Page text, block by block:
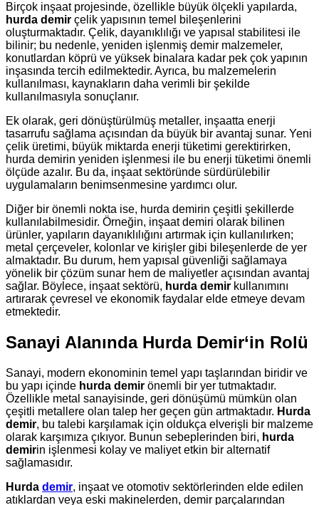
Birçok inşaat projesinde, özellikle büyük ölçekli yapılarda,
hurda demir çelik yapısının temel bileşenlerini
oluşturmaktadır. Çelik, dayanıklılığı ve yapısal stabilitesi ile
bilinir; bu nedenle, yeniden işlenmiş demir malzemeler,
konutlardan köprü ve yüksek binalara kadar pek çok yapının
inşasında tercih edilmektedir. Ayrıca, bu malzemelerin
kullanılması, kaynakların daha verimli bir şekilde
kullanılmasıyla sonuçlanır.
Ek olarak, geri dönüştürülmüş metaller, inşaatta enerji
tasarrufu sağlama açısından da büyük bir avantaj sunar. Yeni
çelik üretimi, büyük miktarda enerji tüketimi gerektirirken,
hurda demirin yeniden işlenmesi ile bu enerji tüketimi önemli
ölçüde azalır. Bu da, inşaat sektöründe sürdürülebilir
uygulamaların benimsenmesine yardımcı olur.
Diğer bir önemli nokta ise, hurda demirin çeşitli şekillerde
kullanılabilmesidir. Örneğin, inşaat demiri olarak bilinen
ürünler, yapıların dayanıklılığını artırmak için kullanılırken;
metal çerçeveler, kolonlar ve kirişler gibi bileşenlerde de yer
almaktadır. Bu durum, hem yapısal güvenliği sağlamaya
yönelik bir çözüm sunar hem de maliyetler açısından avantaj
sağlar. Böylece, inşaat sektörü, hurda demir kullanımını
artırarak çevresel ve ekonomik faydalar elde etmeye devam
etmektedir.
Sanayi Alanında Hurda Demir‘in Rolü
Sanayi, modern ekonominin temel yapı taşlarından biridir ve
bu yapı içinde hurda demir önemli bir yer tutmaktadır.
Özellikle metal sanayisinde, geri dönüşümü mümkün olan
çeşitli metallere olan talep her geçen gün artmaktadır. Hurda
demir, bu talebi karşılamak için oldukça elverişli bir malzeme
olarak karşımıza çıkıyor. Bunun sebeplerinden biri, hurda
demirin işlenmesi kolay ve maliyet etkin bir alternatif
sağlamasıdır.
Hurda demir, inşaat ve otomotiv sektörlerinden elde edilen
atıklardan veya eski makinelerden, demir parçalarından